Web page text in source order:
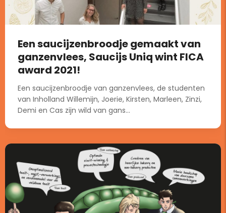
Een saucijzenbroodje gemaakt van
ganzenvlees, Saucijs Uniq wint FICA
award 2021!
Een saucijzenbroodje van ganzenvlees, de studenten
van Inholland Willemijn, Joerie, Kirsten, Marleen, Zinzi,
Demi en Cas zijn wild van gans...